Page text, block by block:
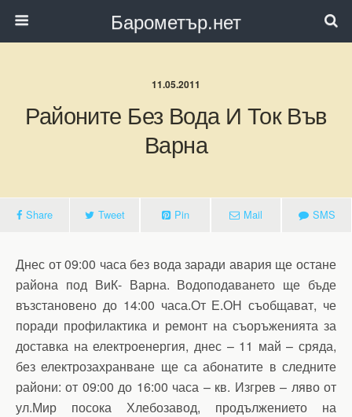
Барометър.нет
11.05.2011
Районите Без Вода И Ток Във
Варна
Share Tweet Pin Mail SMS
Днес от 09:00 часа без вода заради авария ще остане
района под ВиК- Варна. Водоподаването ще бъде
възстановено до 14:00 часа.От Е.ОН съобщават, че
поради профилактика и ремонт на съоръженията за
доставка на електроенергия, днес – 11 май – сряда,
без електрозахранване ще са абонатите в следните
райони: от 09:00 до 16:00 часа – кв. Изгрев – ляво от
ул.Мир посока Хлебозавод, продължението на